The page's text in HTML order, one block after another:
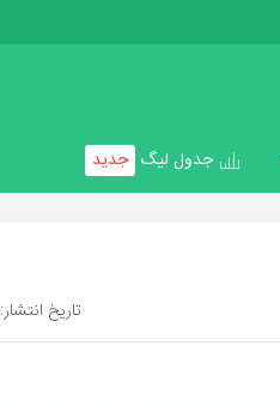
جدول لیگ جدید
تاریخ انتشار: 04 دسامبر 2018